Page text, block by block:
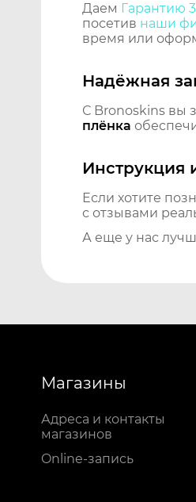
Даем Гарантию
посетив наши
время или
Надёжная
С Bronoskins вы
плёнка
Инструкция
Если хотите
с отзывами
А еще у нас
Магазины
Адреса и контакты
магазинов
Online-запись